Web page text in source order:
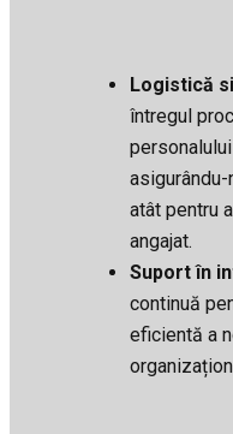
Logistică
întregul
atât pentru
angajat.
Suport în
continuă
eficientă a